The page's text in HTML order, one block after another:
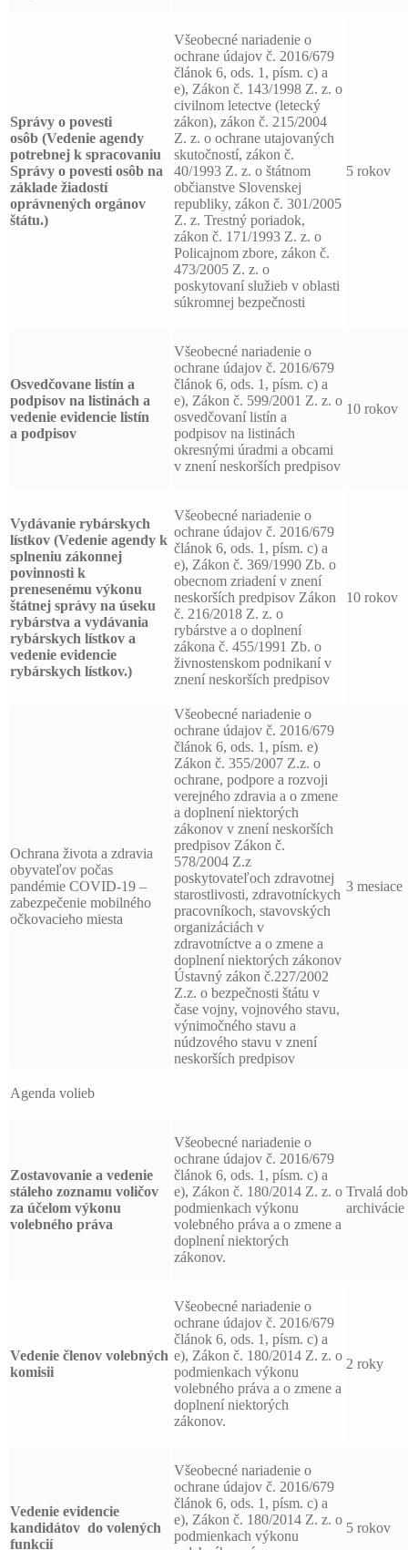
Správy o povesti
osôb (Vedenie agendy
potrebnej k spracovaniu
Správy o povesti osôb na
základe žiadostí
oprávnených orgánov
štátu.)
Všeobecné nariadenie o
ochrane údajov č. 2016/679
článok 6, ods. 1, písm. c) a
e), Zákon č. 143/1998 Z. z. o
civilnom letectve (letecký
zákon), zákon č. 215/2004
Z. z. o ochrane utajovaných
skutočností, zákon č.
40/1993 Z. z. o štátnom
občianstve Slovenskej
republiky, zákon č. 301/2005
Z. z. Trestný poriadok,
zákon č. 171/1993 Z. z. o
Policajnom zbore, zákon č.
473/2005 Z. z. o
poskytovaní služieb v oblasti
súkromnej bezpečnosti
5 rokov
Osvedčovane listín a
podpisov na listinách a
vedenie evidencie listín
a podpisov
Všeobecné nariadenie o
ochrane údajov č. 2016/679
článok 6, ods. 1, písm. c) a
e), Zákon č. 599/2001 Z. z. o
osvedčovaní listín a
podpisov na listinách
okresnými úradmi a obcami
v znení neskorších predpisov
10 rokov
Vydávanie rybárskych
lístkov (Vedenie agendy k
splneniu zákonnej
povinnosti k
prenesenému výkonu
štátnej správy na úseku
rybárstva a vydávania
rybárskych lístkov a
vedenie evidencie
rybárskych lístkov.)
Všeobecné nariadenie o
ochrane údajov č. 2016/679
článok 6, ods. 1, písm. c) a
e), Zákon č. 369/1990 Zb. o
obecnom zriadení v znení
neskorších predpisov Zákon
č. 216/2018 Z. z. o
rybárstve a o doplnení
zákona č. 455/1991 Zb. o
živnostenskom podnikaní v
znení neskorších predpisov
10 rokov
Ochrana života a zdravia
obyvateľov počas
pandémie COVID-19 –
zabezpečenie mobilného
očkovacieho miesta
Všeobecné nariadenie o
ochrane údajov č. 2016/679
článok 6, ods. 1, písm. e)
Zákon č. 355/2007 Z.z. o
ochrane, podpore a rozvoji
verejného zdravia a o zmene
a doplnení niektorých
zákonov v znení neskorších
predpisov Zákon č.
578/2004 Z.z
poskytovateľoch zdravotnej
starostlivosti, zdravotníckych
pracovníkoch, stavovských
organizáciách v
zdravotníctve a o zmene a
doplnení niektorých zákonov
Ústavný zákon č.227/2002
Z.z. o bezpečnosti štátu v
čase vojny, vojnového stavu,
výnimočného stavu a
núdzového stavu v znení
neskorších predpisov
3 mesiace
Agenda volieb
Zostavovanie a vedenie
stáleho zoznamu voličov
za účelom výkonu
volebného práva
Všeobecné nariadenie o
ochrane údajov č. 2016/679
článok 6, ods. 1, písm. c) a
e), Zákon č. 180/2014 Z. z. o
podmienkach výkonu
volebného práva a o zmene a
doplnení niektorých
zákonov.
Trvalá
archivácie
Vedenie členov volebných
komisii
Všeobecné nariadenie o
ochrane údajov č. 2016/679
článok 6, ods. 1, písm. c) a
e), Zákon č. 180/2014 Z. z. o
podmienkach výkonu
volebného práva a o zmene a
doplnení niektorých
zákonov.
2 roky
Vedenie evidencie
kandidátov do volených
funkcií
Všeobecné nariadenie o
ochrane údajov č. 2016/679
článok 6, ods. 1, písm. c) a
e), Zákon č. 180/2014 Z. z. o
podmienkach výkonu
5 rokov